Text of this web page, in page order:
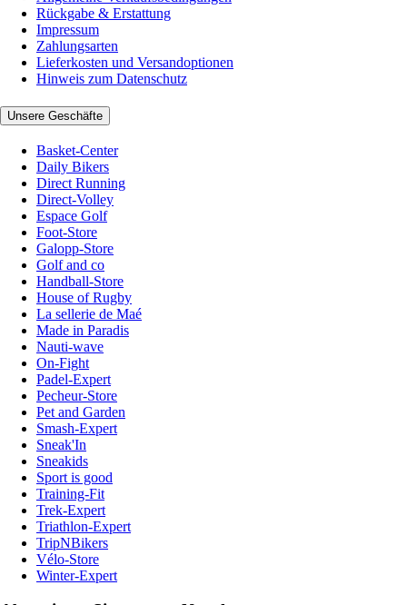
Rückgabe & Erstattung
Impressum
Zahlungsarten
Lieferkosten und Versandoptionen
Hinweis zum Datenschutz
Unsere Geschäfte
Basket-Center
Daily Bikers
Direct Running
Direct-Volley
Espace Golf
Foot-Store
Galopp-Store
Golf and co
Handball-Store
House of Rugby
La sellerie de Maé
Made in Paradis
Nauti-wave
On-Fight
Padel-Expert
Pecheur-Store
Pet and Garden
Smash-Expert
Sneak'In
Sneakids
Sport is good
Training-Fit
Trek-Expert
Triathlon-Expert
TripNBikers
Vélo-Store
Winter-Expert